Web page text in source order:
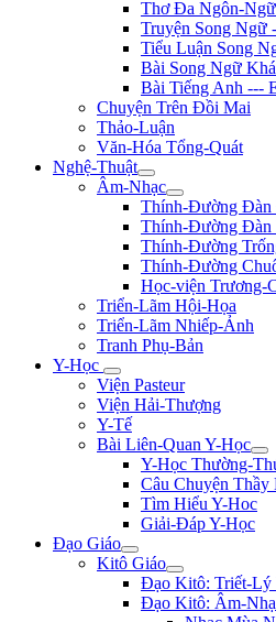
Thơ Đa Ngôn-
Truyện Song Ngữ
Tiểu Luận Song
Bài Song Ngữ
Bài Tiếng Anh ---
Chuyện Trên Đồi Mai
Thảo-Luận
Văn-Hóa Tổng-Quát
Nghệ-Thuật
Âm-Nhạc
Thính-Đường
Thính-Đường Đàn
Thính-Đường
Thính-Đường
Học-viện Trương-
Triển-Lãm Hội-Họa
Triển-Lãm Nhiếp-Ảnh
Tranh Phụ-Bản
Y-Học
Viện Pasteur
Viện Hải-Thượng
Y-Tế
Bài Liên-Quan Y-Học
Y-Học Thường-
Câu Chuyện Thầy
Tìm Hiểu Y-Hoc
Giải-Đáp Y-Học
Đạo Giáo
Kitô Giáo
Đạo Kitô: Triết-Lý
Đạo Kitô: Âm-